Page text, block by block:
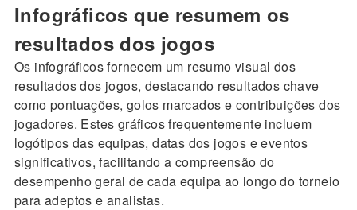
Infográficos que resumem os
resultados dos jogos
Os infográficos fornecem um resumo visual dos
resultados dos jogos, destacando resultados chave
como pontuações, golos marcados e contribuições dos
jogadores. Estes gráficos frequentemente incluem
logótipos das equipas, datas dos jogos e eventos
significativos, facilitando a compreensão do
desempenho geral de cada equipa ao longo do torneio
para adeptos e analistas.